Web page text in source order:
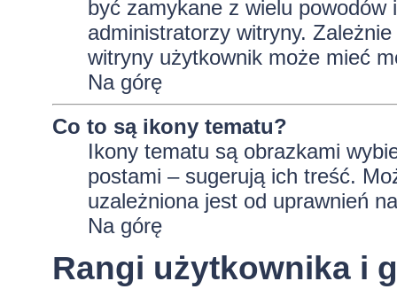
być zamykane z wielu
administratorzy witryny.
witryny użytkownik może mieć
Na górę
Co to są ikony tematu?
Ikony tematu są obrazkami
postami – sugerują ich treść.
uzależniona jest od uprawnień
Na górę
Rangi użytkownika i